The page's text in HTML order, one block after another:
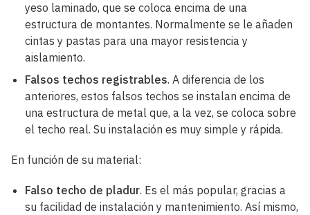
yeso laminado, que se coloca encima de una
estructura de montantes. Normalmente se le añaden
cintas y pastas para una mayor resistencia y
aislamiento.
Falsos techos registrables. A diferencia de los
anteriores, estos falsos techos se instalan encima de
una estructura de metal que, a la vez, se coloca sobre
el techo real. Su instalación es muy simple y rápida.
En función de su material:
Falso techo de pladur. Es el más popular, gracias a
su facilidad de instalación y mantenimiento. Así mismo,